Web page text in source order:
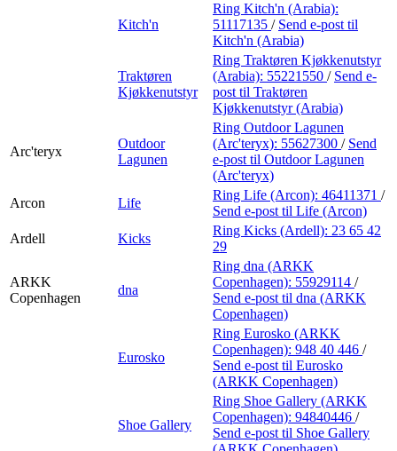
Kitch'n
Ring Kitch'n (Arabia):
51117135 / Send e-post til
Kitch'n (Arabia)
Traktøren
Kjøkkenutstyr
Ring Traktøren Kjøkkenutstyr
(Arabia): 55221550 / Send e-
post til Traktøren
Kjøkkenutstyr (Arabia)
Arc'teryx
Outdoor
Lagunen
Ring Outdoor Lagunen
(Arc'teryx): 55627300 / Send
e-post til Outdoor Lagunen
(Arc'teryx)
Arcon
Life
Ring Life (Arcon): 46411371 /
Send e-post til Life (Arcon)
Ardell
Kicks
Ring Kicks (Ardell): 23 65 42
29
ARKK
Copenhagen
dna
Ring dna (ARKK
Copenhagen): 55929114 /
Send e-post til dna (ARKK
Copenhagen)
Eurosko
Ring Eurosko (ARKK
Copenhagen): 948 40 446 /
Send e-post til Eurosko
(ARKK Copenhagen)
Shoe Gallery
Ring Shoe Gallery (ARKK
Copenhagen): 94840446 /
Send e-post til Shoe Gallery